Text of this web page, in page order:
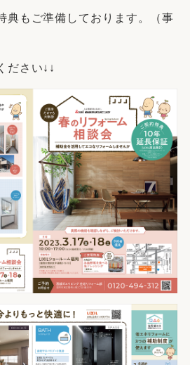
典もご準備しております。（事
ださい↓↓